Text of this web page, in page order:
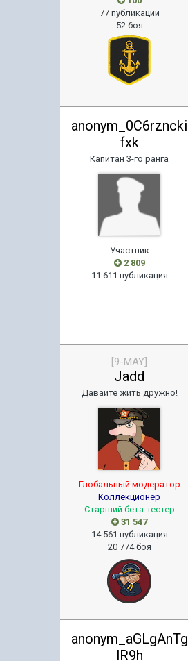
77 публикаций
52 боя
anonym_0C6rzncki
fxk
Капитан 3-го ранга
Участник
2 809
11 611 публикация
[9-MAY]
Jadd
Давайте жить дружно!
Глобальный модератор
Коллекционер
Старший бета-тестер
31 547
14 561 публикация
20 774 боя
anonym_aGLgAnTg
lR9h